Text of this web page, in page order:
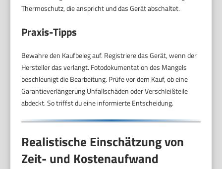
Thermoschutz, die anspricht und das Gerät abschaltet.
Praxis-Tipps
Bewahre den Kaufbeleg auf. Registriere das Gerät, wenn der
Hersteller das verlangt. Fotodokumentation des Mangels
beschleunigt die Bearbeitung. Prüfe vor dem Kauf, ob eine
Garantieverlängerung Unfallschäden oder Verschleißteile
abdeckt. So triffst du eine informierte Entscheidung.
Realistische Einschätzung von
Zeit- und Kostenaufwand